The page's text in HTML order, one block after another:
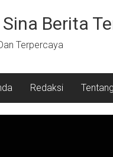
Berita
Terpercaya
Redaksi Tentang